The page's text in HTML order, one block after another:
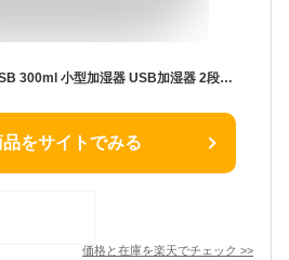
加湿器 卓上 LEDライト USB 300ml 小型加湿器 USB加湿器 2段階加湿調節 コンパクト おしゃれ空焚き防止 リビング 上から給水 超音波加湿器 省エネ ミニ加湿器 乾燥対策 花粉対策 静音 可愛い デスク オフィス 持ち運び プレゼント
をサイトでみる
価格と在庫を楽天でチェック >>